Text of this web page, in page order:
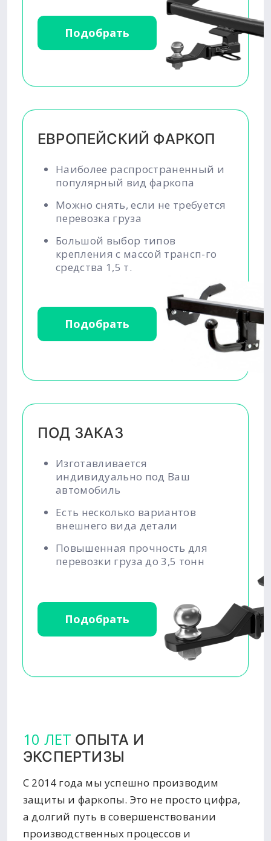
Подобрать
ЕВРОПЕЙСКИЙ ФАРКОП
Наиболее распространенный и
популярный вид фаркопа
Можно снять, если не требуется
перевозка груза
Большой выбор типов
крепления с массой трансп-го
средства 1,5 т.
Подобрать
ПОД ЗАКАЗ
Изготавливается
индивидуально под Ваш
автомобиль
Есть несколько вариантов
внешнего вида детали
Повышенная прочность для
перевозки груза до 3,5 тонн
Подобрать
10 ЛЕТ ОПЫТА И
ЭКСПЕРТИЗЫ
С 2014 года мы успешно производим
защиты и фаркопы. Это не просто цифра,
а долгий путь в совершенствовании
производственных процессов и